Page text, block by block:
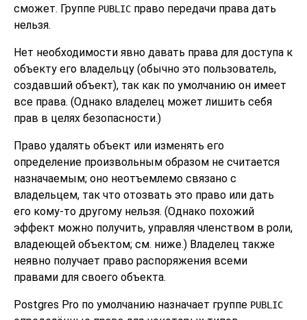
сможет. Группе PUBLIC право передачи права дать
нельзя.
Нет необходимости явно давать права для доступа к
объекту его владельцу (обычно это пользователь,
создавший объект), так как по умолчанию он имеет
все права. (Однако владелец может лишить себя
прав в целях безопасности.)
Право удалять объект или изменять его
определение произвольным образом не считается
назначаемым; оно неотъемлемо связано с
владельцем, так что отозвать это право или дать
его кому-то другому нельзя. (Однако похожий
эффект можно получить, управляя членством в роли,
владеющей объектом; см. ниже.) Владелец также
неявно получает право распоряжения всеми
правами для своего объекта.
Postgres Pro по умолчанию назначает группе PUBLIC